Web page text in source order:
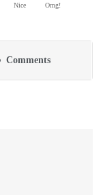
Nice Omg!
Comments